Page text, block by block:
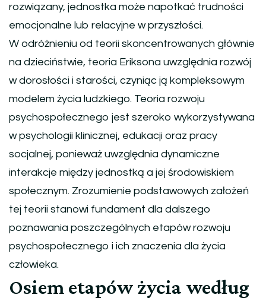
rozwiązany, jednostka może napotkać trudności
emocjonalne lub relacyjne w przyszłości.
W odróżnieniu od teorii skoncentrowanych głównie
na dzieciństwie, teoria Eriksona uwzględnia rozwój
w dorosłości i starości, czyniąc ją kompleksowym
modelem życia ludzkiego. Teoria rozwoju
psychospołecznego jest szeroko wykorzystywana
w psychologii klinicznej, edukacji oraz pracy
socjalnej, ponieważ uwzględnia dynamiczne
interakcje między jednostką a jej środowiskiem
społecznym. Zrozumienie podstawowych założeń
tej teorii stanowi fundament dla dalszego
poznawania poszczególnych etapów rozwoju
psychospołecznego i ich znaczenia dla życia
człowieka.
Osiem etapów życia według